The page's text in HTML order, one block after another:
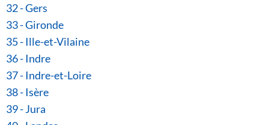
32 - Gers
33 - Gironde
35 - Ille-et-Vilaine
36 - Indre
37 - Indre-et-Loire
38 - Isère
39 - Jura